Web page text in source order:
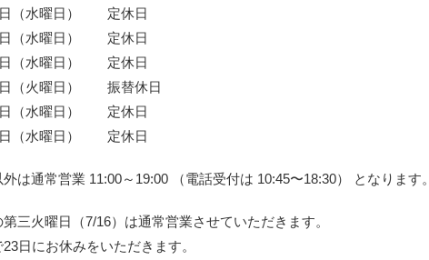
（水曜日） 定休日
日（水曜日） 定休日
日（水曜日） 定休日
日（火曜日） 振替休日
日（水曜日） 定休日
日（水曜日） 定休日
外は通常営業 11:00～19:00 （電話受付は 10:45〜18:30） となります。
三火曜日（7/16）は通常営業させていただきます。
日にお休みをいただきます。